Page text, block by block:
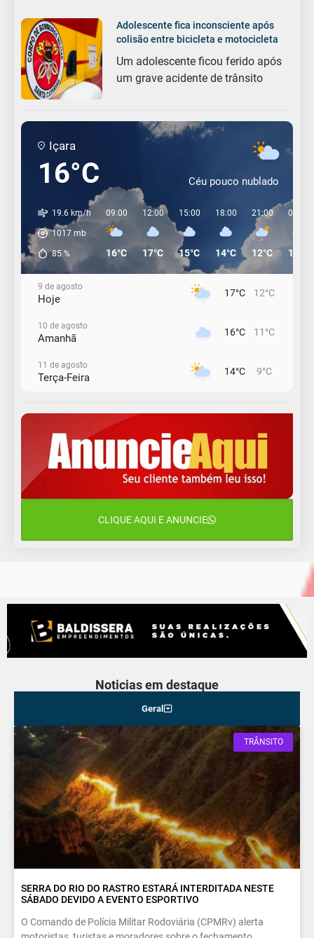
Adolescente fica inconsciente após
colisão entre bicicleta e motocicleta
Um adolescente ficou ferido após
um grave acidente de trânsito
Içara
16°C Céu pouco nublado
19.6 km/h
1017 mb
85 %
09:00
16°C
12:00
17°C
15:00
15°C
18:00
14°C
21:00
12°C
00:00
12°C
9 de agosto
Hoje 17°C 12°C
10 de agosto
Amanhã 16°C 11°C
11 de agosto
Terça-Feira 14°C 9°C
Quarta-Feira 13°C 11°C
13 de agosto
Quinta-Feira
CLIQUE AQUI E ANUNCIE
Noticias em destaque
Geral
TRÂNSITO
SERRA DO RIO DO RASTRO ESTARÁ INTERDITADA NESTE
SÁBADO DEVIDO A EVENTO ESPORTIVO
O Comando de Polícia Militar Rodoviária (CPMRv) alerta